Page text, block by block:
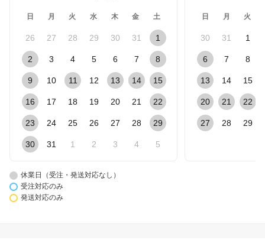
日 月 火 水 木 金 土
26 27 28 29 30 31 1
2 3 4 5 6 7 8
9 10 11 12 13 14 15
16 17 18 19 20 21 22
23 24 25 26 27 28 29
30 31 1 2 3 4 5
日 月 火
30 31 1
6 7 8
13 14 15
20 21 22
27 28 29
休業日（受注・発送対応なし）
受注対応のみ
発送対応のみ